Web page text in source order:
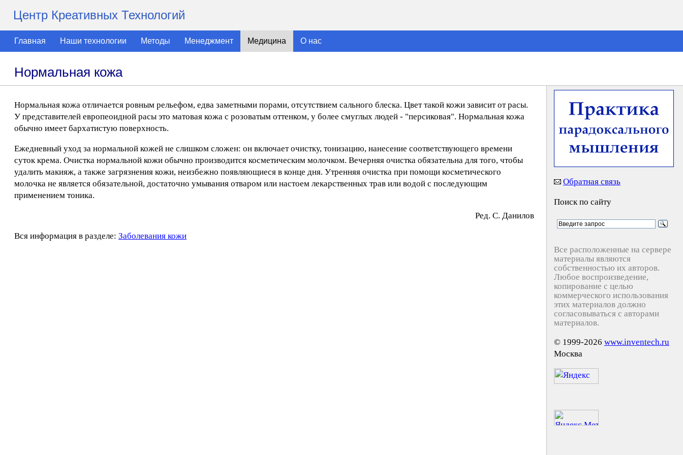
Центр Креативных Технологий
Главная Наши технологии Методы Менеджмент Медицина О нас
Нормальная кожа
Нормальная кожа отличается ровным рельефом, едва заметными порами, отсутствием сального блеска. Цвет такой кожи зависит от расы.
У представителей европеоидной расы это матовая кожа с розоватым оттенком, у более смуглых людей - "персиковая". Нормальная кожа
обычно имеет бархатистую поверхность.
Ежедневный уход за нормальной кожей не слишком сложен: он включает очистку, тонизацию, нанесение соответствующего времени
суток крема. Очистка нормальной кожи обычно производится косметическим молочком. Вечерняя очистка обязательна для того, чтобы
удалить макияж, а также загрязнения кожи, неизбежно появляющиеся в конце дня. Утренняя очистка при помощи косметического
молочка не является обязательной, достаточно умывания отваром или настоем лекарственных трав или водой с последующим
применением тоника.
Ред. C. Дaнилoв
Вся информация в разделе: Заболевания кожи
Обратная связь
Поиск по сайту
Все расположенные на сервере
материалы являются
собственностью их авторов.
Любое воспроизведение,
копирование с целью
коммерческого использования
этих материалов должно
согласовываться с авторами
материалов.
© 1999-2026 www.inventech.ru
Москва